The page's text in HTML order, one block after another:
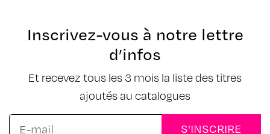
Inscrivez-vous à notre lettre
d’infos
Et recevez tous les 3 mois la liste des titres
ajoutés au catalogues